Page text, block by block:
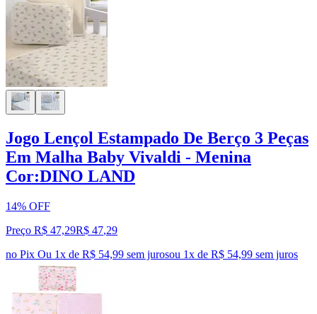
Jogo Lençol Estampado De Berço 3 Peças
Em Malha Baby Vivaldi - Menina
Cor:DINO LAND
14% OFF
Preço R$ 47,29R$ 47,29
no Pix Ou 1x de R$ 54,99 sem jurosou 1x de R$ 54,99 sem juros